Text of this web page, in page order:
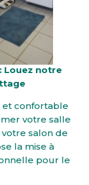
Louez notre
et confortable
votre salle
votre salon de
la mise à
pour le